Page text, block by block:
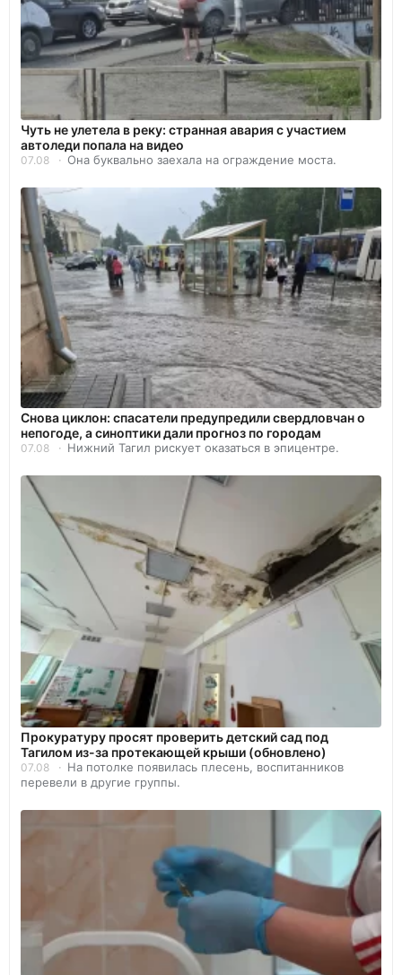
Чуть не улетела в реку: странная авария с участием
автоледи попала на видео
07.08 Она буквально заехала на ограждение моста.
Снова циклон: спасатели предупредили свердловчан о
непогоде, а синоптики дали прогноз по городам
07.08 Нижний Тагил рискует оказаться в эпицентре.
Прокуратуру просят проверить детский сад под
Тагилом из-за протекающей крыши (обновлено)
07.08
На потолке появилась плесень, воспитанников
перевели в другие группы.